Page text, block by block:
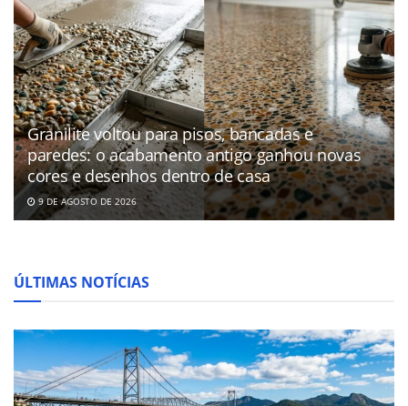
Granilite voltou para pisos, bancadas e
paredes: o acabamento antigo ganhou novas
cores e desenhos dentro de casa
9 DE AGOSTO DE 2026
ÚLTIMAS NOTÍCIAS